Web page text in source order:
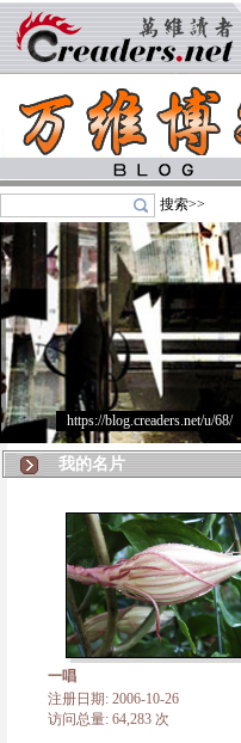
搜索>>
https://blog.creaders.net/u/68/>
我的名片
一唱
注册日期: 2006-10-26
访问总量: 64,283 次